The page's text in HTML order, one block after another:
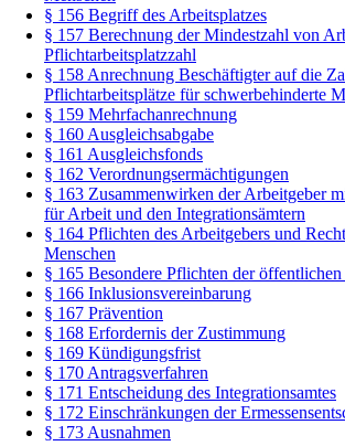
§ 156 Begriff des Arbeitsplatzes
§ 157 Berechnung der Mindestzahl von
Pflichtarbeitsplatzzahl
§ 158 Anrechnung Beschäftigter auf die
Pflichtarbeitsplätze für schwerbehinderte
§ 159 Mehrfachanrechnung
§ 160 Ausgleichsabgabe
§ 161 Ausgleichsfonds
§ 162 Verordnungsermächtigungen
§ 163 Zusammenwirken der Arbeitgeber
für Arbeit und den Integrationsämtern
§ 164 Pflichten des Arbeitgebers und
Menschen
§ 165 Besondere Pflichten der
§ 166 Inklusionsvereinbarung
§ 167 Prävention
§ 168 Erfordernis der Zustimmung
§ 169 Kündigungsfrist
§ 170 Antragsverfahren
§ 171 Entscheidung des Integrationsamtes
§ 172 Einschränkungen der
§ 173 Ausnahmen